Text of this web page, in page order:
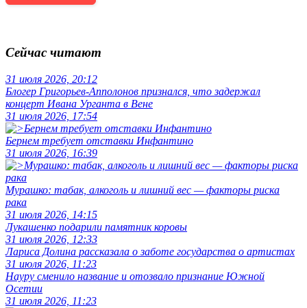
Сейчас читают
31 июля 2026, 20:12
Блогер Григорьев-Апполонов признался, что задержал
концерт Ивана Урганта в Вене
31 июля 2026, 17:54
Бернем требует отставки Инфантино
31 июля 2026, 16:39
Мурашко: табак, алкоголь и лишний вес — факторы риска
рака
31 июля 2026, 14:15
Лукашенко подарили памятник коровы
31 июля 2026, 12:33
Лариса Долина рассказала о заботе государства о артистах
31 июля 2026, 11:23
Науру сменило название и отозвало признание Южной
Осетии
31 июля 2026, 11:23